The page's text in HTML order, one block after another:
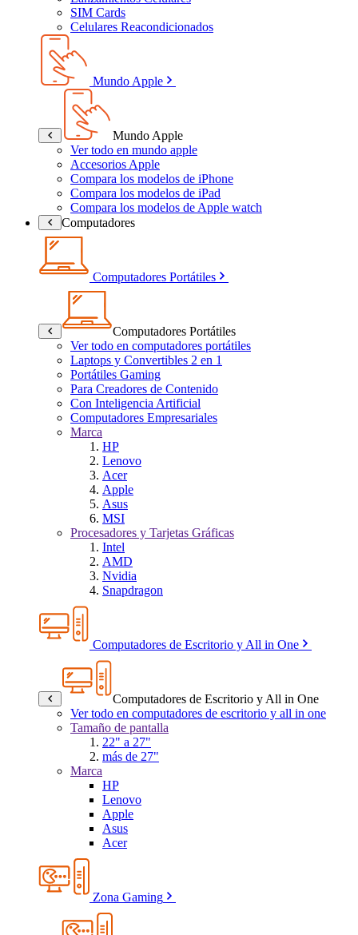
SIM Cards
Celulares Reacondicionados
Mundo Apple
Mundo Apple
Ver todo en mundo apple
Accesorios Apple
Compara los modelos de iPhone
Compara los modelos de iPad
Compara los modelos de Apple watch
Computadores
Computadores Portátiles
Computadores Portátiles
Ver todo en computadores portátiles
Laptops y Convertibles 2 en 1
Portátiles Gaming
Para Creadores de Contenido
Con Inteligencia Artificial
Computadores Empresariales
Marca
HP
Lenovo
Acer
Apple
Asus
MSI
Procesadores y Tarjetas Gráficas
Intel
AMD
Nvidia
Snapdragon
Computadores de Escritorio y All in One
Computadores de Escritorio y All in One
Ver todo en computadores de escritorio y all in one
Tamaño de pantalla
22" a 27"
más de 27"
Marca
HP
Lenovo
Apple
Asus
Acer
Zona Gaming